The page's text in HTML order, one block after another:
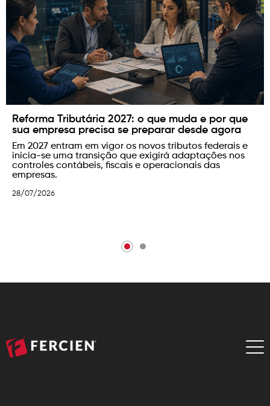
Reforma Tributária 2027: o que muda e por que
sua empresa precisa se preparar desde agora
Em 2027 entram em vigor os novos tributos federais e
inicia-se uma transição que exigirá adaptações nos
controles contábeis, fiscais e operacionais das
empresas.
28/07/2026